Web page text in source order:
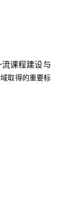
流课程建设与
取得的重要标